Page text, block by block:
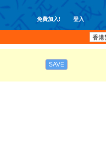
免費加入! 登入
SAVE